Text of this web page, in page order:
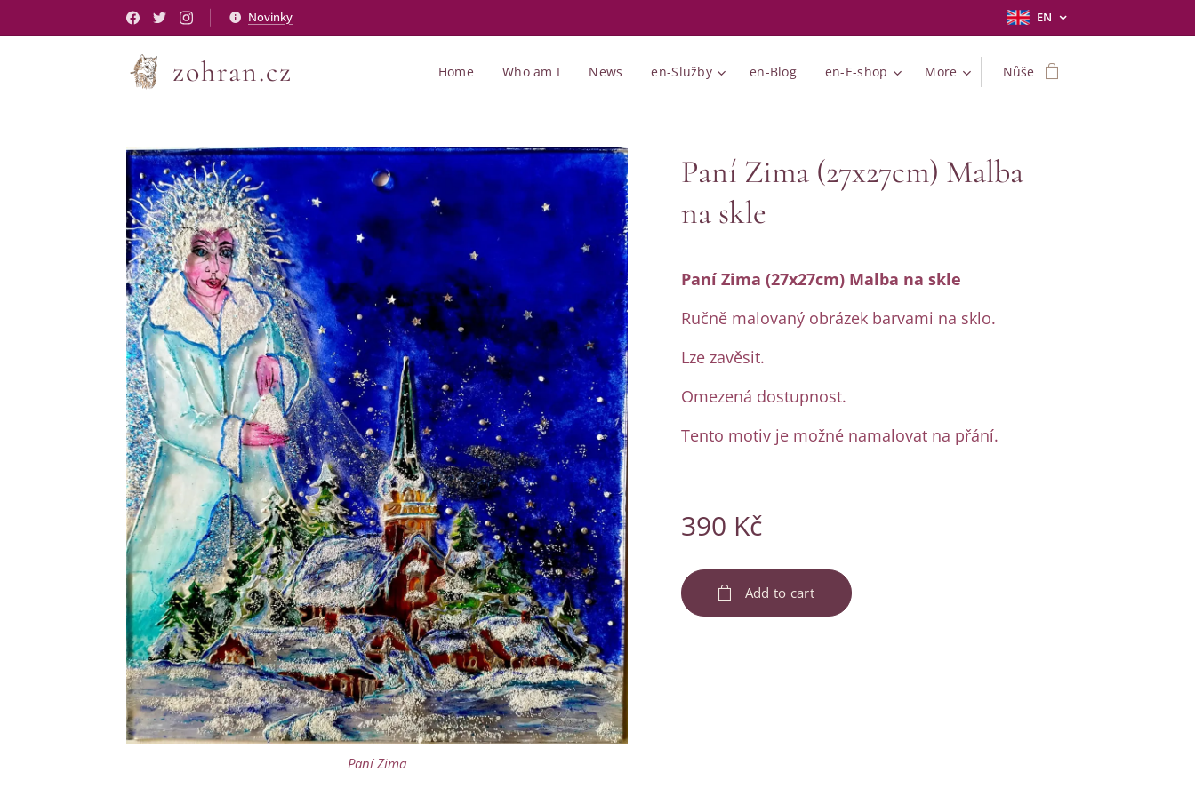
Novinky EN
zohran.cz Home Who am I News en-Služby en-Blog en-E-shop More Nůše
Paní Zima (27x27cm) Malba
na skle
Paní Zima
Paní Zima (27x27cm) Malba na skle
Ručně malovaný obrázek barvami na sklo.
Lze zavěsit.
Omezená dostupnost.
Tento motiv je možné namalovat na přání.
390 Kč
Add to cart